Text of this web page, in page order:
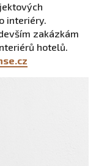
interiéry.
zakázkám
hotelů.